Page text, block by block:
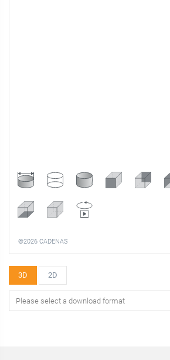
©2026 CADENAS
3D 2D